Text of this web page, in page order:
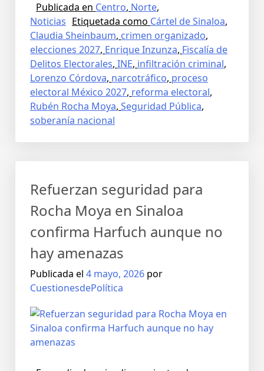
Publicada en Centro, Norte,
Noticias Etiquetada como Cártel de Sinaloa,
Claudia Sheinbaum, crimen organizado,
elecciones 2027, Enrique Inzunza, Fiscalía de
Delitos Electorales, INE, infiltración criminal,
Lorenzo Córdova, narcotráfico, proceso
electoral México 2027, reforma electoral,
Rubén Rocha Moya, Seguridad Pública,
soberanía nacional
Refuerzan seguridad para
Rocha Moya en Sinaloa
confirma Harfuch aunque no
hay amenazas
Publicada el 4 mayo, 2026 por
CuestionesdePolítica